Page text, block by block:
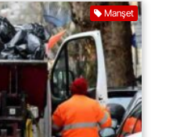
Manşet